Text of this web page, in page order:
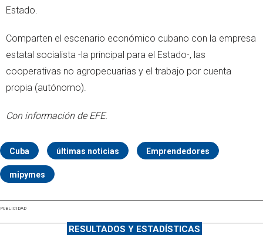
Estado.
Comparten el escenario económico cubano con la empresa
estatal socialista -la principal para el Estado-, las
cooperativas no agropecuarias y el trabajo por cuenta
propia (autónomo).
Con información de EFE.
Cuba últimas noticias Emprendedores
mipymes
PUBLICIDAD
RESULTADOS Y ESTADÍSTICAS